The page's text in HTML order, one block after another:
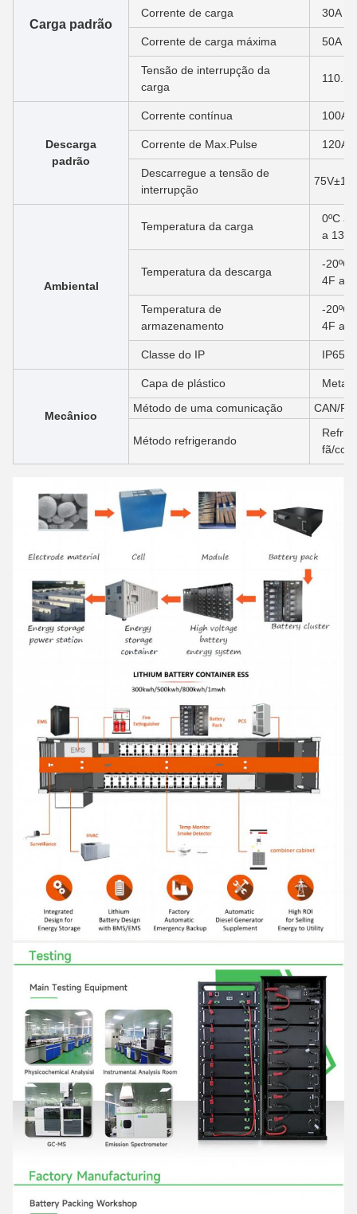
Carga padrão
Corrente de carga 30A
Corrente de carga máxima 50A
Tensão de interrupção da
carga
Descarga
padrão
Corrente contínua 100A
Corrente de Max.Pulse 120A (
Descarregue a tensão de
interrupção
75V±1V
Ambiental
Temperatura da carga
0ºC à
a
Temperatura da descarga
-20ºC
4F a
Temperatura de
armazenamento
-20ºC
4F a
Classe do IP IP65/
Mecânico
Capa de plástico
Metal
Método de uma comunicação
CAN/
Método refrigerando
fã/